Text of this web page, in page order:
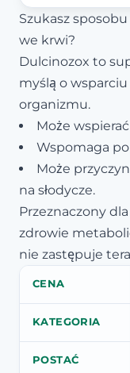
Szukasz
we krwi?
Dulcinozox to
myślą o
organizmu.
Może
Wspomaga
Może
na słodycze.
Przeznaczony
zdrowie
nie zastępuje
CENA
KATEGORIA
POSTAĆ